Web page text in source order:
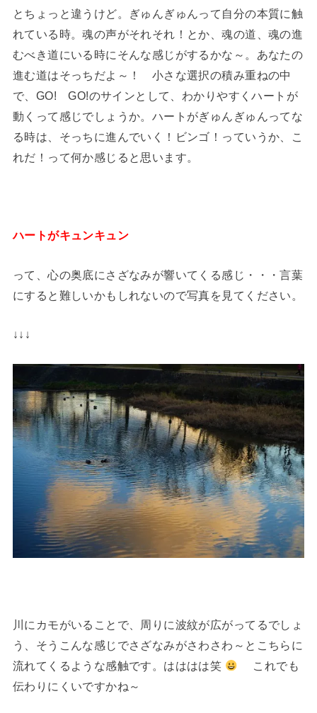
とちょっと違うけど。ぎゅんぎゅんって自分の本質に触
れている時。魂の声がそれそれ！とか、魂の道、魂の進
むべき道にいる時にそんな感じがするかな～。あなたの
進む道はそっちだよ～！ 小さな選択の積み重ねの中
で、GO! GO!のサインとして、わかりやすくハートが
動くって感じでしょうか。ハートがぎゅんぎゅんってな
る時は、そっちに進んでいく！ビンゴ！っていうか、こ
れだ！って何か感じると思います。
ハートがキュンキュン
って、心の奥底にさざなみが響いてくる感じ・・・言葉
にすると難しいかもしれないので写真を見てください。
↓↓↓
川にカモがいることで、周りに波紋が広がってるでしょ
う、そうこんな感じでさざなみがさわさわ～とこちらに
流れてくるような感触です。はははは笑
これでも
伝わりにくいですかね～